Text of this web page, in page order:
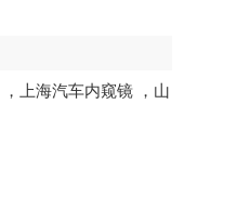
， 上海汽车内窥镜 ， 山